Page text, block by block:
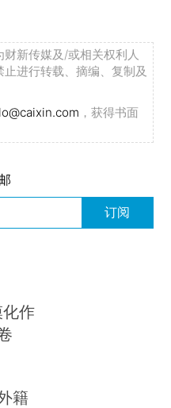
新传媒及/或相关权利人
进行转载、摘编、复制及
，获得书面
订阅
化作
籍